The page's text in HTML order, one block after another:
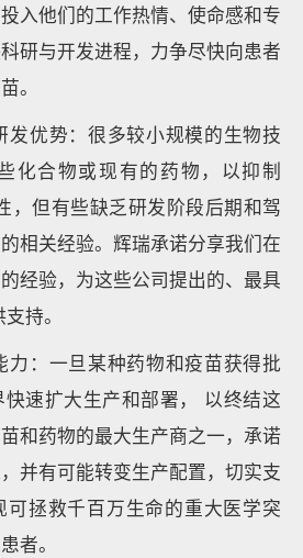
入他们的工作热情、使命感和专
研与开发进程，力争尽快向患者
。
发优势：很多较小规模的生物技
化合物或现有的药物，以抑制
，但有些缺乏研发阶段后期和驾
相关经验。辉瑞承诺分享我们在
经验，为这些公司提出的、最具
持。
力：一旦某种药物和疫苗获得批
速扩大生产和部署， 以终结这
和药物的最大生产商之一，承诺
并有可能转变生产配置，切实支
拯救千百万生命的重大医学突
者。